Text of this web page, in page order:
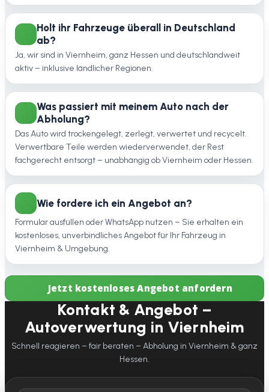
Holt ihr Fahrzeuge überall in Deutschland
ab?
Ja, wir sind in Viernheim, ganz Hessen und deutschlandweit
aktiv – inklusive ländlicher Regionen.
Was passiert mit meinem Auto nach der
Abholung?
Das Auto wird trockengelegt, zerlegt, verwertet und recycelt.
Verwertbare Teile werden wiederverwendet, der Rest
fachgerecht entsorgt – unabhängig ob Viernheim oder Hessen.
Wie fordere ich ein Angebot an?
Formular ausfüllen oder WhatsApp nutzen – Sie erhalten ein
kostenloses, unverbindliches Angebot für Ihr Fahrzeug in
Viernheim & Umgebung.
Jetzt kostenloses Angebot anfordern
Kontakt & Angebot –
Autoverwertung in Viernheim
Schnell reagieren – fair beraten – Abholung in Viernheim & ganz
Hessen.